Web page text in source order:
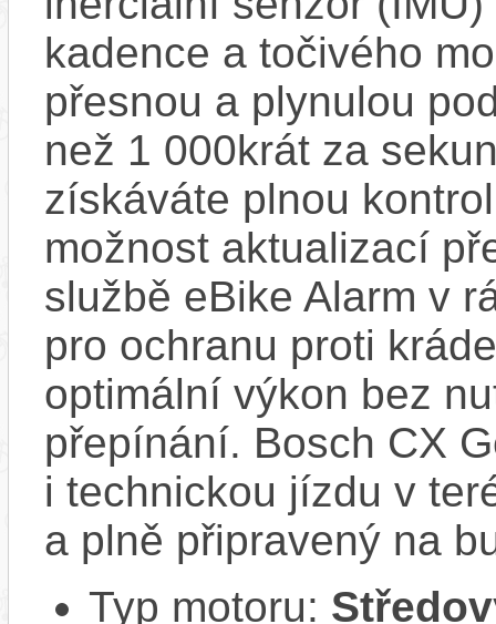
kadence a točivého
přesnou a plynulou
než 1 000krát za
získáváte plnou
možnost aktualizací
službě eBike Alarm v
pro ochranu proti
optimální výkon bez
přepínání. Bosch CX
i technickou jízdu v
a plně připravený na
Typ motoru: